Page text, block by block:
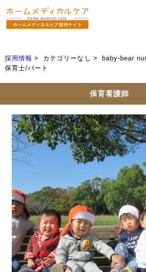
採用情報 カテゴリーなし
baby-bear
保育士/パート
保育看護師